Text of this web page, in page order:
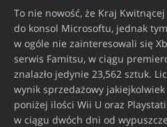
To nie nowość, że Kraj
do konsol Microsoftu, jednak
w ogóle nie zainteresowali się
serwis Famitsu, w ciągu
znalazło jedynie 23,562 sztuk.
wynik sprzedażowy
poniżej ilości Wii U oraz
w ciągu dwóch dni od